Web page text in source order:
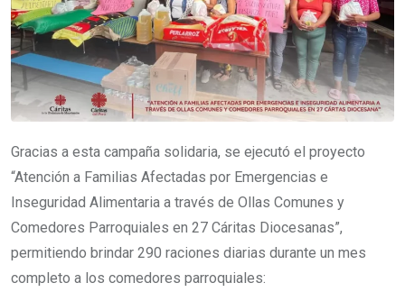
Gracias a esta campaña solidaria, se ejecutó el proyecto
“Atención a Familias Afectadas por Emergencias e
Inseguridad Alimentaria a través de Ollas Comunes y
Comedores Parroquiales en 27 Cáritas Diocesanas”,
permitiendo brindar 290 raciones diarias durante un mes
completo a los comedores parroquiales: